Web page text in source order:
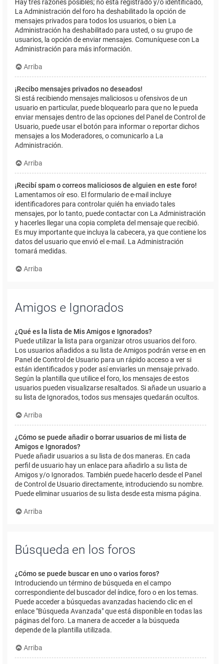
Hay tres razones posibles; no está registrado y/o identificado,
La Administración del foro ha deshabilitado la opción de
mensajes privados para todos los usuarios, o bien La
Administración ha deshabilitado para usted, o su grupo de
usuarios, la opción de enviar mensajes. Comuníquese con La
Administración para más información.
Arriba
¡Recibo mensajes privados no deseados!
Si está recibiendo mensajes maliciosos u ofensivos de un
usuario en particular, puede bloquearlo para que no le pueda
enviar mensajes dentro de las opciones del Panel de Control de
Usuario, puede usar el botón para informar o reportar dichos
mensajes a los Moderadores, o comunicarlo a La
Administración.
Arriba
¡Recibí spam o correos maliciosos de alguien en este foro!
Lamentamos oír eso. El formulario de e-mail incluye
identificadores para controlar quién ha enviado tales
mensajes, por lo tanto, puede contactar con La Administración
y hacerles llegar una copia completa del mensaje que recibió.
Es muy importante que incluya la cabecera, ya que contiene los
datos del usuario que envió el e-mail. La Administración
tomará medidas.
Arriba
Amigos e Ignorados
¿Qué es la lista de Mis Amigos e Ignorados?
Puede utilizar la lista para organizar otros usuarios del foro.
Los usuarios añadidos a su lista de Amigos podrán verse en en
Panel de Control de Usuario para un rápido acceso a ver si
están identificados y poder así enviarles un mensaje privado.
Según la plantilla que utilice el foro, los mensajes de estos
usuarios pueden visualizarse resaltados. Si añade un usuario a
su lista de Ignorados, todos sus mensajes quedarán ocultos.
Arriba
¿Cómo se puede añadir o borrar usuarios de mi lista de
Amigos e Ignorados?
Puede añadir usuarios a su lista de dos maneras. En cada
perfil de usuario hay un enlace para añadirlo a su lista de
Amigos y/o Ignorados. También puede hacerlo desde el Panel
de Control de Usuario directamente, introduciendo su nombre.
Puede eliminar usuarios de su lista desde esta misma página.
Arriba
Búsqueda en los foros
¿Cómo se puede buscar en uno o varios foros?
Introduciendo un término de búsqueda en el campo
correspondiente del buscador del índice, foro o en los temas.
Puede acceder a búsquedas avanzadas haciendo clic en el
enlace "Búsqueda Avanzada" que está disponible en todas las
páginas del foro. La manera de acceder a la búsqueda
depende de la plantilla utilizada.
Arriba